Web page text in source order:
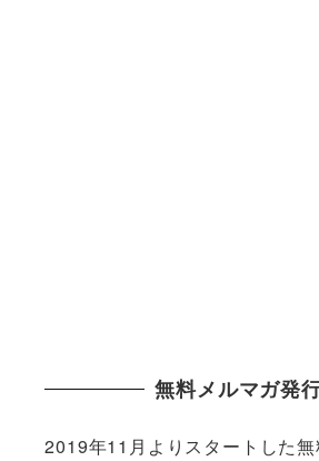
無料メルマガ発
2019年11月よりスタートした